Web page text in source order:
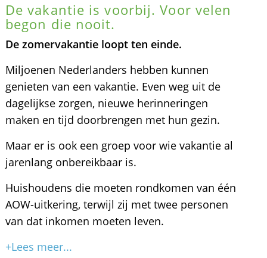
De vakantie is voorbij. Voor velen
begon die nooit.
De zomervakantie loopt ten einde.
Miljoenen Nederlanders hebben kunnen
genieten van een vakantie. Even weg uit de
dagelijkse zorgen, nieuwe herinneringen
maken en tijd doorbrengen met hun gezin.
Maar er is ook een groep voor wie vakantie al
jarenlang onbereikbaar is.
Huishoudens die moeten rondkomen van één
AOW-uitkering, terwijl zij met twee personen
van dat inkomen moeten leven.
+Lees meer...